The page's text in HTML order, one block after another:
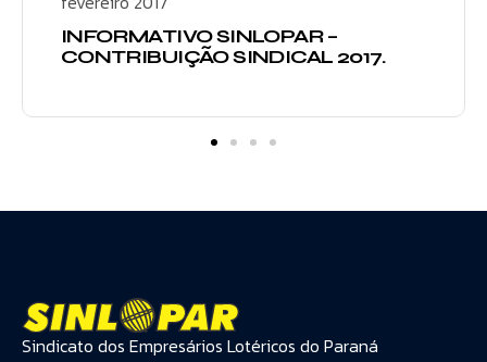
INFORMATIVO SINLOPAR –
CONTRIBUIÇÃO SINDICAL 2017.
Sindicato dos Empresários Lotéricos do Paraná